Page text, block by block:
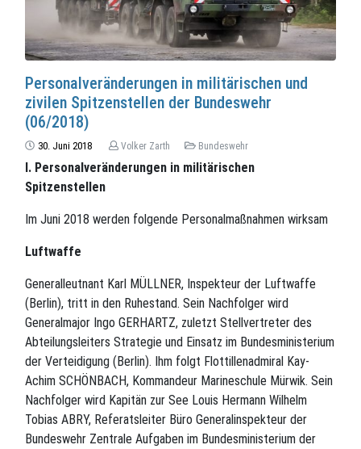
Personalveränderungen in militärischen und
zivilen Spitzenstellen der Bundeswehr
(06/2018)
30. Juni 2018 Volker Zarth Bundeswehr
I. Personalveränderungen in militärischen
Spitzenstellen
Im Juni 2018 werden folgende Personalmaßnahmen wirksam
Luftwaffe
Generalleutnant Karl MÜLLNER, Inspekteur der Luftwaffe
(Berlin), tritt in den Ruhestand. Sein Nachfolger wird
Generalmajor Ingo GERHARTZ, zuletzt Stellvertreter des
Abteilungsleiters Strategie und Einsatz im Bundesministerium
der Verteidigung (Berlin). Ihm folgt Flottillenadmiral Kay-
Achim SCHÖNBACH, Kommandeur Marineschule Mürwik. Sein
Nachfolger wird Kapitän zur See Louis Hermann Wilhelm
Tobias ABRY, Referatsleiter Büro Generalinspekteur der
Bundeswehr Zentrale Aufgaben im Bundesministerium der